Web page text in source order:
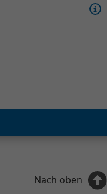
Nach oben